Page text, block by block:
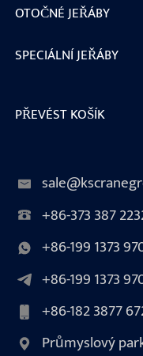
OTOČNÉ JEŘÁBY
SPECIÁLNÍ JEŘÁBY
PŘEVÉST KOŠÍK
+86-373 387
+86-199 1373
+86-199 1373
+86-182 3877
Průmyslový